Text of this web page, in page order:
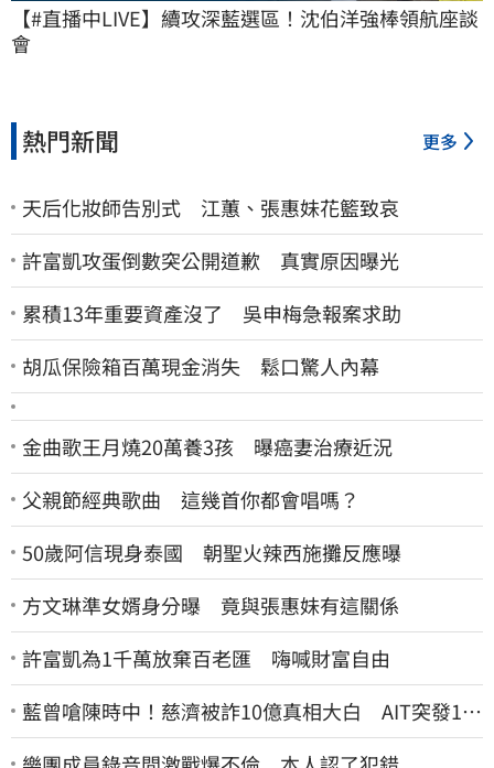
【#直播中LIVE】續攻深藍選區！沈伯洋強棒領航座談
會
熱門新聞 更多
天后化妝師告別式 江蕙、張惠妹花籃致哀
許富凱攻蛋倒數突公開道歉 真實原因曝光
累積13年重要資產沒了 吳申梅急報案求助
胡瓜保險箱百萬現金消失 鬆口驚人內幕
金曲歌王月燒20萬養3孩 曝癌妻治療近況
父親節經典歌曲 這幾首你都會唱嗎？
50歲阿信現身泰國 朝聖火辣西施攤反應曝
方文琳準女婿身分曝 竟與張惠妹有這關係
許富凱為1千萬放棄百老匯 嗨喊財富自由
藍曾嗆陳時中！慈濟被詐10億真相大白 AIT突發1文
酸爆…他笑：真的很會